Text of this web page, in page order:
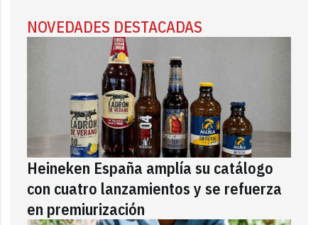
NOVEDADES DESTACADAS
Heineken España amplía su catálogo
con cuatro lanzamientos y se refuerza
en premiurización